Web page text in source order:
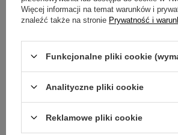
Więcej informacji na temat warunków i
znaleźć także na stronie Prywatność i
Funkcjonalne pliki cookie
Analityczne pliki cookie
Reklamowe pliki cookie